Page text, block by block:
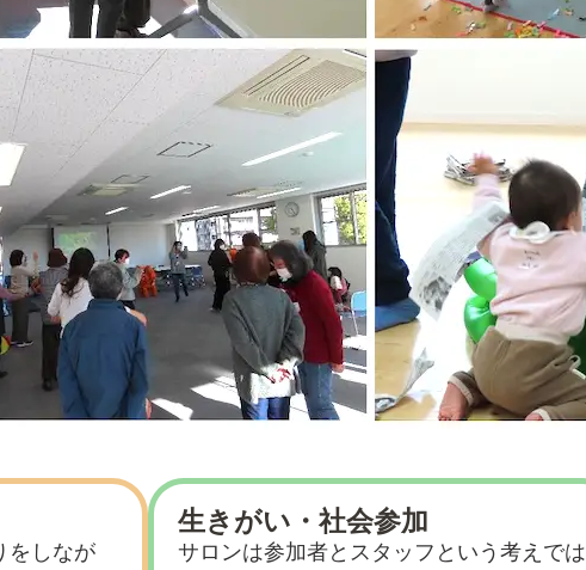
をしなが
生きがい・社会参加
サロンは参加者とスタッフという考えでは